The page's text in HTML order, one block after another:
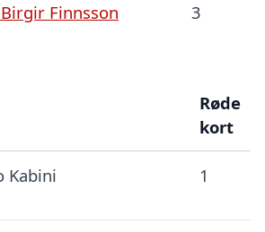
Finnsson 3
Røde
kort
Kabini 1